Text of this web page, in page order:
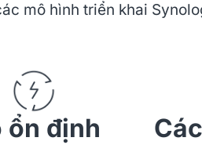
mô hình triển khai
ổn định